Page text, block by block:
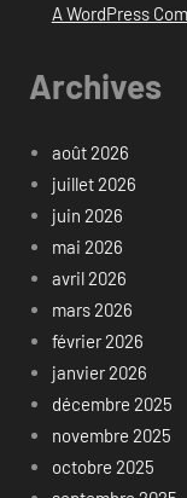
A WordPress
Archives
août 2026
juillet 2026
juin 2026
mai 2026
avril 2026
mars 2026
février 2026
janvier 2026
décembre 2025
novembre 2025
octobre 2025